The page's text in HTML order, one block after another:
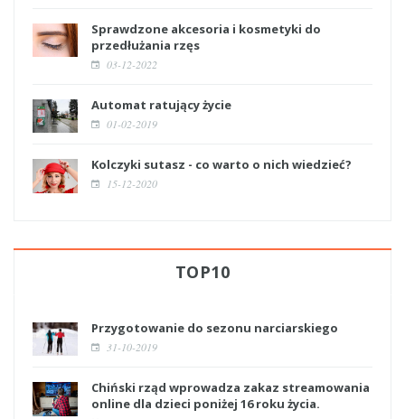
Sprawdzone akcesoria i kosmetyki do
przedłużania rzęs
03-12-2022
Automat ratujący życie
01-02-2019
Kolczyki sutasz - co warto o nich wiedzieć?
15-12-2020
TOP10
Przygotowanie do sezonu narciarskiego
31-10-2019
Chiński rząd wprowadza zakaz streamowania
online dla dzieci poniżej 16 roku życia.